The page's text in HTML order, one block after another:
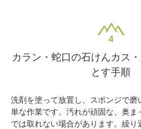
カラン・蛇口の石けんカス
とす手順
洗剤を塗って放置し、スポンジで磨
単な作業です。汚れが頑固な、奥ま
では取れない場合があります。繰り